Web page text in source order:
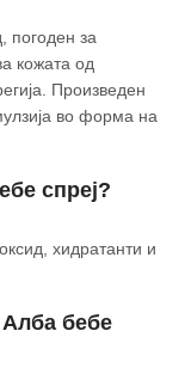
погоден за
кожата од
Произведен
во форма на
спреј?
хидратанти и
бебе